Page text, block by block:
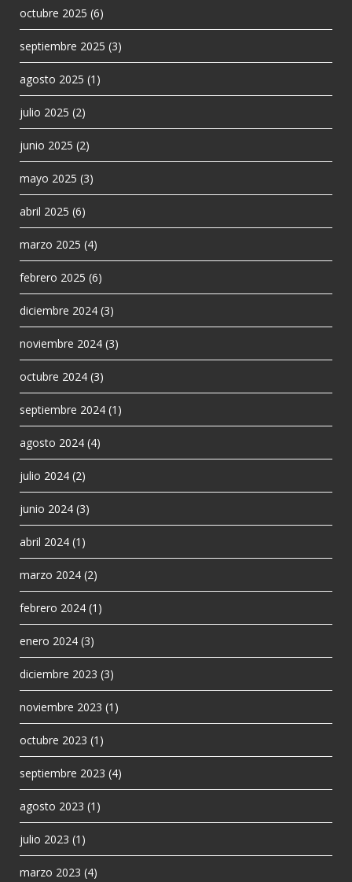
octubre 2025 (6)
septiembre 2025 (3)
agosto 2025 (1)
julio 2025 (2)
junio 2025 (2)
mayo 2025 (3)
abril 2025 (6)
marzo 2025 (4)
febrero 2025 (6)
diciembre 2024 (3)
noviembre 2024 (3)
octubre 2024 (3)
septiembre 2024 (1)
agosto 2024 (4)
julio 2024 (2)
junio 2024 (3)
abril 2024 (1)
marzo 2024 (2)
febrero 2024 (1)
enero 2024 (3)
diciembre 2023 (3)
noviembre 2023 (1)
octubre 2023 (1)
septiembre 2023 (4)
agosto 2023 (1)
julio 2023 (1)
marzo 2023 (4)